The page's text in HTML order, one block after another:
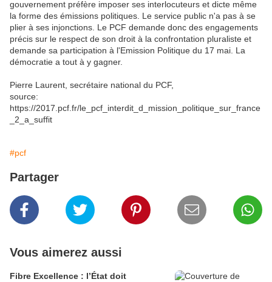
gouvernement préfère imposer ses interlocuteurs et dicte même
la forme des émissions politiques. Le service public n'a pas à se
plier à ses injonctions. Le PCF demande donc des engagements
précis sur le respect de son droit à la confrontation pluraliste et
demande sa participation à l'Emission Politique du 17 mai. La
démocratie a tout à y gagner.
Pierre Laurent, secrétaire national du PCF,
source:
https://2017.pcf.fr/le_pcf_interdit_d_mission_politique_sur_france
_2_a_suffit
#pcf
Partager
Vous aimerez aussi
Fibre Excellence : l’État doit